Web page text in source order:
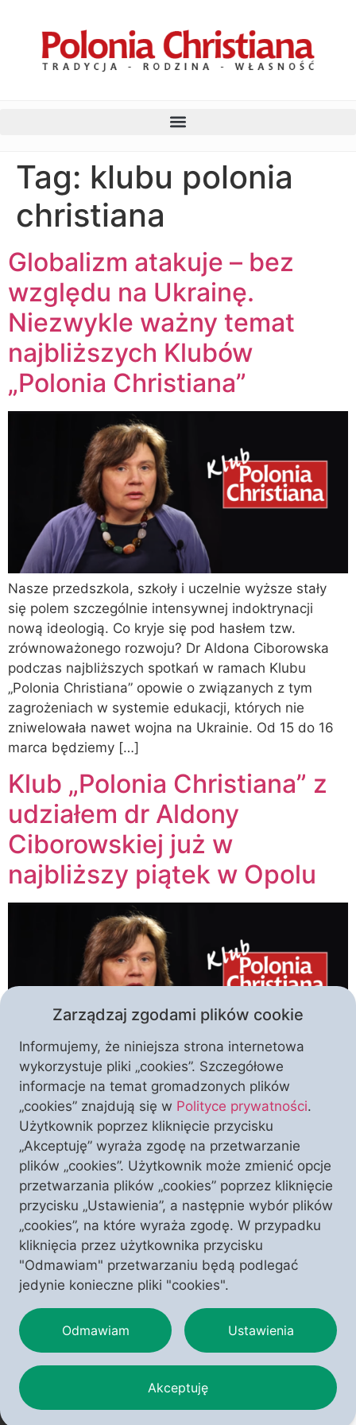
Tag: klubu polonia
christiana
Globalizm atakuje – bez
względu na Ukrainę.
Niezwykle ważny temat
najbliższych Klubów
„Polonia Christiana”
Nasze przedszkola, szkoły i uczelnie wyższe stały
się polem szczególnie intensywnej indoktrynacji
nową ideologią. Co kryje się pod hasłem tzw.
zrównoważonego rozwoju? Dr Aldona Ciborowska
podczas najbliższych spotkań w ramach Klubu
„Polonia Christiana” opowie o związanych z tym
zagrożeniach w systemie edukacji, których nie
zniwelowała nawet wojna na Ukrainie. Od 15 do 16
marca będziemy […]
Klub „Polonia Christiana” z
udziałem dr Aldony
Ciborowskiej już w
najbliższy piątek w Opolu
Wraz z kolejnymi konferencjami COP, szczytami
Komisji Europejskiej oraz spotkaniami w Davos, coraz
radykalniejszy kształt przybiera agenda promotorów
globalizacji i realizacji zasad tzw. zrównoważonego
rozwoju. Pod zgrabnie ułożonymi hasłami i nazwami
ukryto jednak iście diabelski plan wyrugowania
cywilizacji chrześcijańskiej i stworzenia nowego
człowieka. O szczegółach planów kasty globalistów
opowie dr Aldona Ciborowska. Naszym gościem
podczas […]
Copyright © 2025 – Polonia Christiana
Zarządzaj zgodami plików cookie
Informujemy, że niniejsza strona internetowa
wykorzystuje pliki „cookies”. Szczegółowe
informacje na temat gromadzonych plików
„cookies” znajdują się w Polityce prywatności.
Użytkownik poprzez kliknięcie przycisku
„Akceptuję” wyraża zgodę na przetwarzanie
plików „cookies”. Użytkownik może zmienić opcje
przetwarzania plików „cookies” poprzez kliknięcie
przycisku „Ustawienia”, a następnie wybór plików
„cookies”, na które wyraża zgodę. W przypadku
kliknięcia przez użytkownika przycisku
"Odmawiam" przetwarzaniu będą podlegać
jedynie konieczne pliki "cookies".
Odmawiam Ustawienia
Akceptuję